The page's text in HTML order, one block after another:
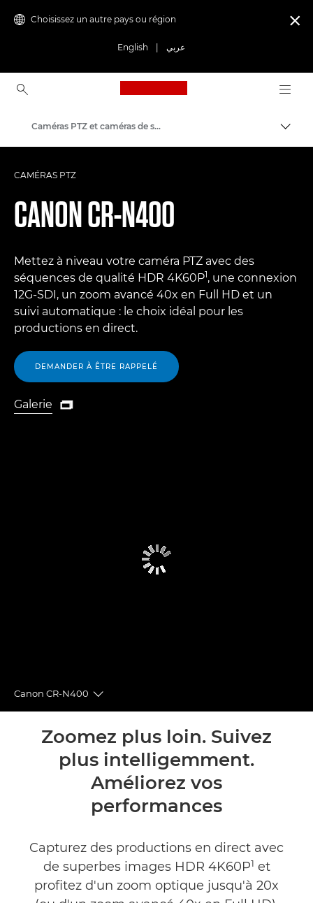
Choisissez un autre pays ou région
English عربي

Canon Logo, back to
Caméras PTZ et caméras de surveillance à distance
CAMÉRAS PTZ
CANONCR-N400
Mettez à niveau votre caméra PTZ avec des
séquences de qualité HDR 4K60P1, une connexion
12G-SDI, un zoom avancé 40x en Full HD et un
suivi automatique : le choix idéal pour les
productions en direct.
DEMANDER À ÊTRE RAPPELÉ
Galerie
Galerie

Canon CR-N400
Toggle breadcrumbs
Présentation
Caractéristiques
Zoomez plus loin. Suivez
plus intelligemment.
Améliorez vos
performances
Capturez des productions en direct avec
de superbes images HDR 4K60P1 et
profitez d'un zoom optique jusqu'à 20x